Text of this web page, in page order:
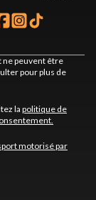
ne peuvent être
pour plus de
la politique de
motorisé par